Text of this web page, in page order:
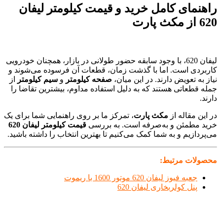
راهنمای کامل خرید و قیمت کیلومتر لیفان
620 از مکث پارت
لیفان 620، با وجود سابقه حضور طولانی در بازار، همچنان خودرویی
کاربردی است. اما با گذشت زمان، قطعات آن فرسوده می‌شوند و
نیاز به تعویض دارند. در این میان، صفحه کیلومتر و سیم کیلومتر
از
جمله قطعاتی هستند که به دلیل استفاده مداوم، بیشترین تقاضا را
دارند.
در این مقاله از مکث پارت، تمرکز ما بر روی راهنمایی شما برای یک
خرید مطمئن و به‌صرفه است. به بررسی قیمت کیلومتر لیفان 620
می‌پردازیم و به شما کمک می‌کنیم تا بهترین انتخاب را داشته باشید.
محصولات مرتبط:
جعبه فیوز لیفان 620 موتور 1600 با ریموت
پنل کولربخاری لیفان 620